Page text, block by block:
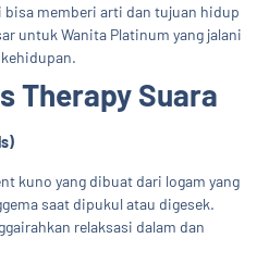
bisa memberi arti dan tujuan hidup
untuk Wanita Platinum yang jalani
Therapy Suara
kuno yang dibuat dari logam yang
saat dipukul atau digesek.
relaksasi dalam dan